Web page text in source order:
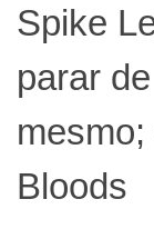
Spike
parar
Bloods